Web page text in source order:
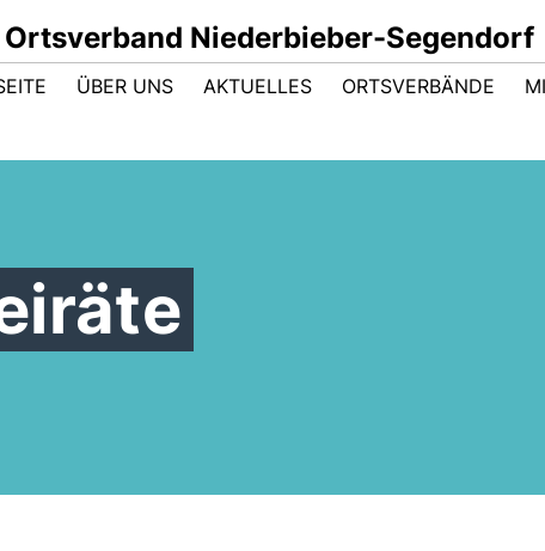
Ortsverband Niederbieber-Segendorf
ÜBER UNS AKTUELLES ORTSVERBÄNDE